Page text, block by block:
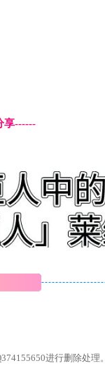
享------
进行删除处理。